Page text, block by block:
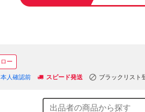
ー
本人確認前 スピード発送 ブラックリスト